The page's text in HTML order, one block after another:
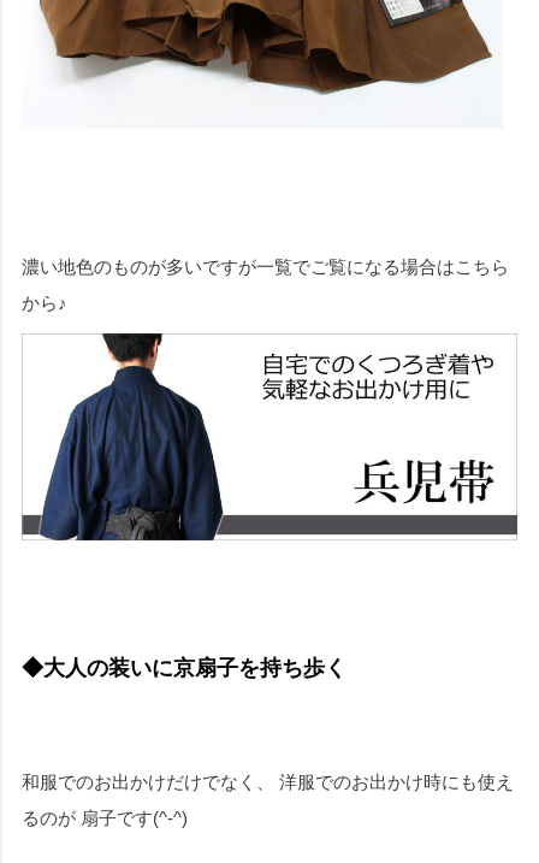
濃い地色のものが多いですが一覧でご覧になる場合はこちら
から♪
◆大人の装いに京扇子を持ち歩く
和服でのお出かけだけでなく、 洋服でのお出かけ時にも使え
るのが 扇子です(^-^)